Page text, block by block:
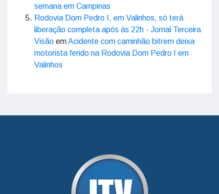
semana em Campinas
Rodovia Dom Pedro I, em Valinhos, só terá
liberação completa após às 22h - Jornal Terceira
Visão emAcidente com caminhão bitrem deixa
motorista ferido na Rodovia Dom Pedro I em
Valinhos